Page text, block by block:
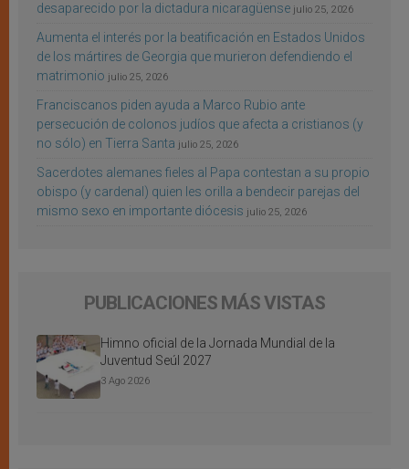
desaparecido por la dictadura nicaragüense julio 25, 2026
Aumenta el interés por la beatificación en Estados Unidos
de los mártires de Georgia que murieron defendiendo el
matrimonio julio 25, 2026
Franciscanos piden ayuda a Marco Rubio ante
persecución de colonos judíos que afecta a cristianos (y
no sólo) en Tierra Santa julio 25, 2026
Sacerdotes alemanes fieles al Papa contestan a su propio
obispo (y cardenal) quien les orilla a bendecir parejas del
mismo sexo en importante diócesis julio 25, 2026
PUBLICACIONES MÁS VISTAS
Himno oficial de la Jornada Mundial de la
Juventud Seúl 2027
3 Ago 2026